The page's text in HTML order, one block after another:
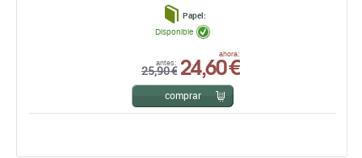
Papel:
antes:
25,90 €
ahora:
24,60 €
Disponible
comprar